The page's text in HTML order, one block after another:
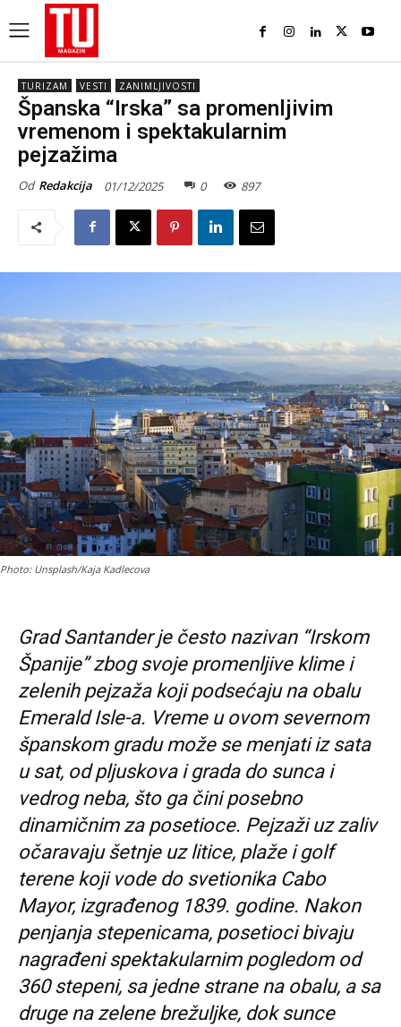
TURIZAM VESTI ZANIMLJIVOSTI
Španska “Irska” sa promenljivim
vremenom i spektakularnim
pejzažima
Od Redakcija 01/12/2025 0 897
Photo: Unsplash/Kaja Kadlecova
Grad Santander je često nazivan “Irskom
Španije” zbog svoje promenljive klime i
zelenih pejzaža koji podsećaju na obalu
Emerald Isle-a. Vreme u ovom severnom
španskom gradu može se menjati iz sata
u sat, od pljuskova i grada do sunca i
vedrog neba, što ga čini posebno
dinamičnim za posetioce. Pejzaži uz zaliv
očaravaju šetnje uz litice, plaže i golf
terene koji vode do svetionika Cabo
Mayor, izgrađenog 1839. godine. Nakon
penjanja stepenicama, posetioci bivaju
nagrađeni spektakularnim pogledom od
360 stepeni, sa jedne strane na obalu, a sa
druge na zelene brežuljke, dok sunce